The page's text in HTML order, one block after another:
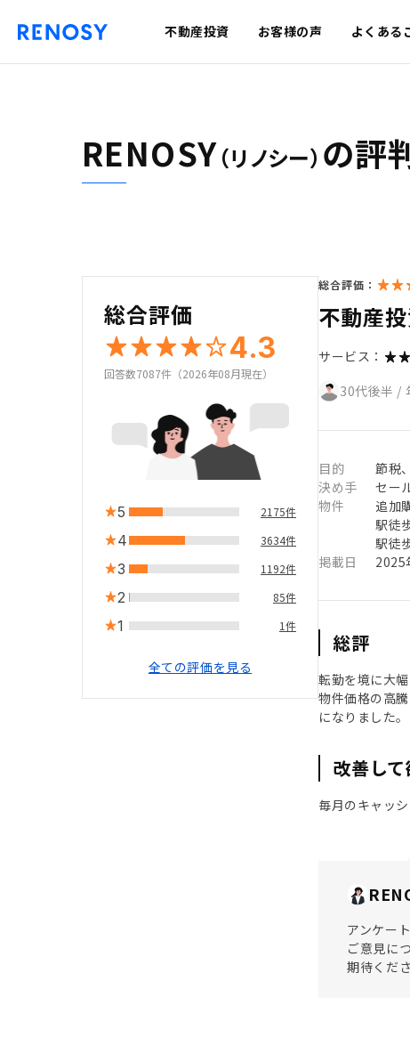
不動産投資 お客様の声 よくある
RENOSY（リノシー） の評
総合評価
4.3
回答数7087件（2026年08月現在）
5 2175件
4 3634件
3 1192件
2 85件
1 1件
全ての評価を見る
総合評価：
不動産
サービス：
30代後半 /
目的
節税
決め手
セー
物件
追加
駅徒
駅徒
掲載日
2025
総評
転勤を境に大
物件価格の高
になりました。
改善し
毎月のキャッ
アンケー
ご意見に
期待くだ